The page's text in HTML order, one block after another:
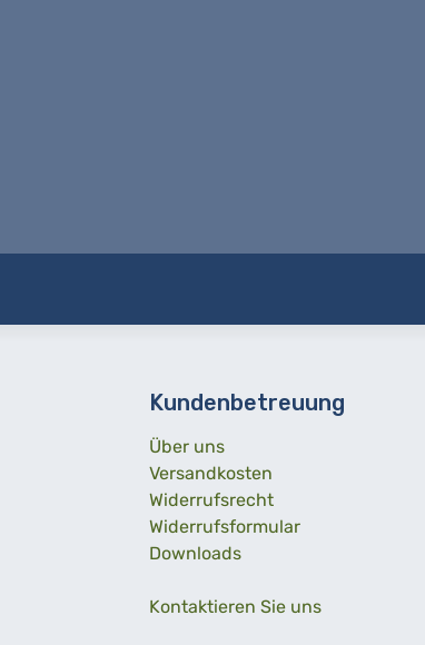
Kundenbetreuung
Über uns
Versandkosten
Widerrufsrecht
Widerrufsformular
Downloads
Kontaktieren Sie uns